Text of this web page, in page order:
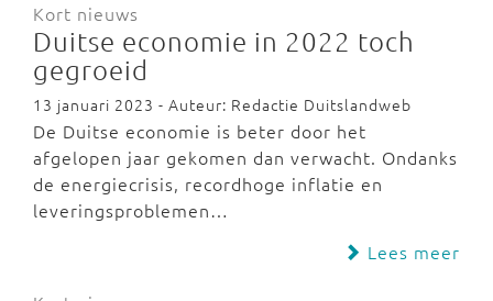
Kort nieuws
Duitse economie in 2022 toch
gegroeid
13 januari 2023 - Auteur: Redactie Duitslandweb
De Duitse economie is beter door het
afgelopen jaar gekomen dan verwacht. Ondanks
de energiecrisis, recordhoge inflatie en
leveringsproblemen…
Lees meer